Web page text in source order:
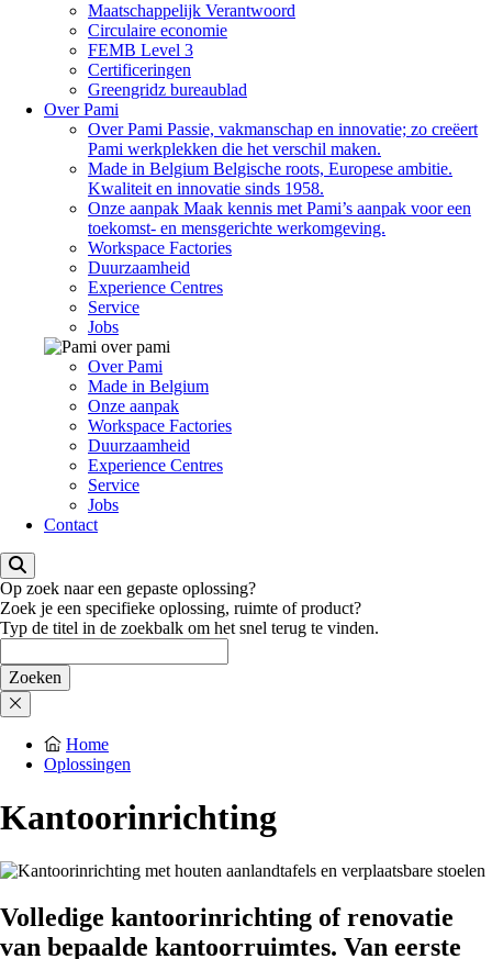
Maatschappelijk Verantwoord
Circulaire economie
FEMB Level 3
Certificeringen
Greengridz bureaublad
Over Pami
Over Pami Passie, vakmanschap en innovatie; zo creëert
Pami werkplekken die het verschil maken.
Made in Belgium Belgische roots, Europese ambitie.
Kwaliteit en innovatie sinds 1958.
Onze aanpak Maak kennis met Pami’s aanpak voor een
toekomst- en mensgerichte werkomgeving.
Workspace Factories
Duurzaamheid
Experience Centres
Service
Jobs
Over Pami
Made in Belgium
Onze aanpak
Workspace Factories
Duurzaamheid
Experience Centres
Service
Jobs
Contact
Op zoek naar een gepaste oplossing?
Zoek je een specifieke oplossing, ruimte of product?
Typ de titel in de zoekbalk om het snel terug te vinden.
Home
Oplossingen
Kantoorinrichting
Volledige kantoorinrichting of renovatie
van bepaalde kantoorruimtes. Van eerste